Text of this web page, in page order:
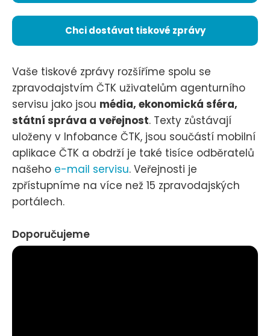
Chci dostávat tiskové zprávy
Vaše tiskové zprávy rozšíříme spolu se
zpravodajstvím ČTK uživatelům agenturního
servisu jako jsou média, ekonomická sféra,
státní správa a veřejnost. Texty zůstávají
uloženy v Infobance ČTK, jsou součástí mobilní
aplikace ČTK a obdrží je také tisíce odběratelů
našeho e-mail servisu. Veřejnosti je
zpřístupníme na více než 15 zpravodajských
portálech.
Doporučujeme